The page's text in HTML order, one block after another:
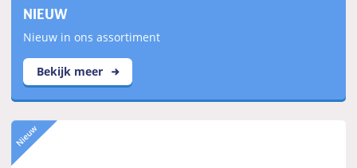
NIEUW
Nieuw in ons assortiment
Bekijk meer